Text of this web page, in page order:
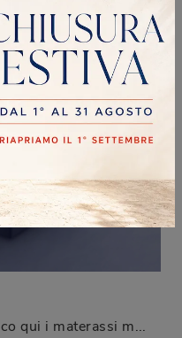
Esperti del buon riposo! Ecco qui i materassi matrimoniali a molle di Bedding: clicca e scopri di più sul modello Swing 400.